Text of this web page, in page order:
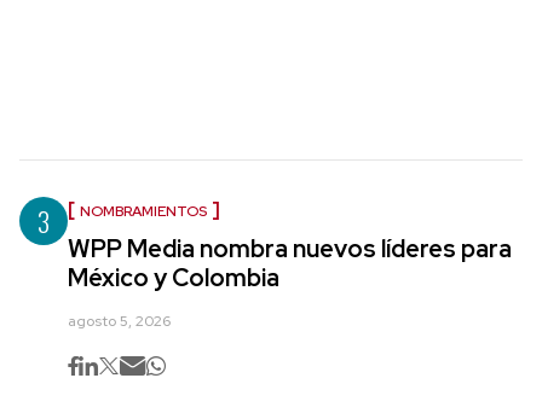
3 NOMBRAMIENTOS
WPP Media nombra nuevos líderes para
México y Colombia
agosto 5, 2026